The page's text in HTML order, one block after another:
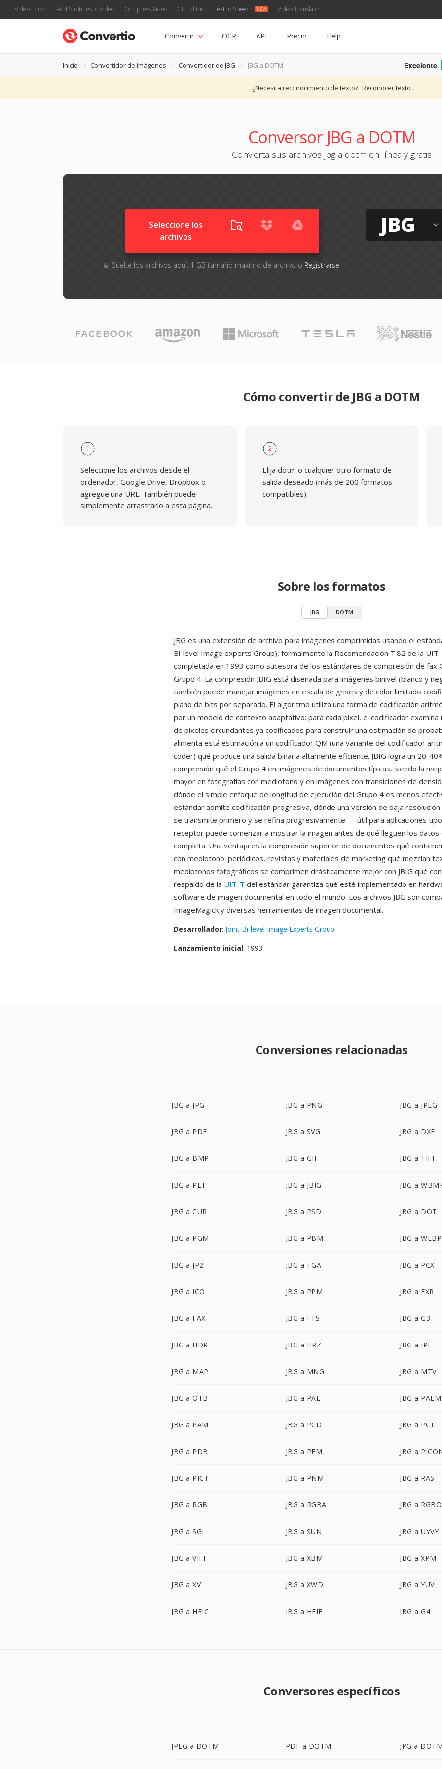
Video Editor Add Subtitles to Video Compress Video GIF Editor Text to Speech Video Translator
Convertir OCR API Precio Help
Inicio Convertidor de imágenes Convertidor de JBG JBG a DOTM Excelente
¿Necesita reconocimiento de texto? Reconocer texto
Conversor JBG a DOTM
Convierta sus archivos jbg a dotm en línea y gratis
Seleccione los
archivos
Suelte los archivos aquí. 1 GB tamaño máximo de archivo o Registrarse
JBG
Cómo convertir de JBG a DOTM
1
Seleccione los archivos desde el
ordenador, Google Drive, Dropbox o
agregue una URL. También puede
simplemente arrastrarlo a esta página..
2
Elija dotm o cualquier otro formato de
salida deseado (más de 200 formatos
compatibles)
Sobre los formatos
JBG DOTM
JBG es una extensión de archivo para imágenes comprimidas usando el
Bi-level Image experts Group), formalmente la Recomendación T.82 de la
completada en 1993 como sucesora de los estándares de compresión de fax
Grupo 4. La compresión JBIG está diseñada para imágenes binivel (blanco y
también puede manejar imágenes en escala de grises y de color limitado
plano de bits por separado. El algoritmo utiliza una forma de codificación
por un modelo de contexto adaptativo: para cada píxel, el codificador examina
de píxeles circundantes ya codificados para construir una estimación de
alimenta está estimación a un codificador QM (una variante del codificador
coder) qué produce una salida binaria altamente eficiente. JBIG logra un 20-
compresión qué el Grupo 4 en imágenes de documentos típicas, siendo la
mayor en fotografías con mediotono y en imágenes con transiciones de
dónde el simple enfoque de longitud de ejecución del Grupo 4 es menos
estándar admite codificación progresiva, dónde una versión de baja resolución
se transmite primero y se refina progresivamente — útil para aplicaciones
receptor puede comenzar a mostrar la imagen antes de qué lleguen los datos
completa. Una ventaja es la compresión superior de documentos qué
con mediotono: periódicos, revistas y materiales de marketing qué mezclan
mediotonos fotográficos se comprimen drásticamente mejor con JBIG qué
respaldo de la UIT-T del estándar garantiza qué esté implementado en
software de imagen documental en todo el mundo. Los archivos JBG son
ImageMagick y diversas herramientas de imagen documental.
Desarrollador: Joint Bi-level Image Experts Group
Lanzamiento inicial: 1993
Conversiones relacionadas
JBG a JPG JBG a PNG JBG a JPEG
JBG a PDF JBG a SVG JBG a DXF
JBG a BMP JBG a GIF JBG a TIFF
JBG a PLT JBG a JBIG JBG a
JBG a CUR JBG a PSD JBG a DOT
JBG a PGM JBG a PBM JBG a WEBP
JBG a JP2 JBG a TGA JBG a PCX
JBG a ICO JBG a PPM JBG a EXR
JBG a FAX JBG a FTS JBG a G3
JBG a HDR JBG a HRZ JBG a IPL
JBG a MAP JBG a MNG JBG a MTV
JBG a OTB JBG a PAL JBG a PALM
JBG a PAM JBG a PCD JBG a PCT
JBG a PDB JBG a PFM JBG a
JBG a PICT JBG a PNM JBG a RAS
JBG a RGB JBG a RGBA JBG a RGBO
JBG a SGI JBG a SUN JBG a UYVY
JBG a VIFF JBG a XBM JBG a XPM
JBG a XV JBG a XWD JBG a YUV
JBG a HEIC JBG a HEIF JBG a G4
Conversores específicos
JPEG a DOTM PDF a DOTM JPG a